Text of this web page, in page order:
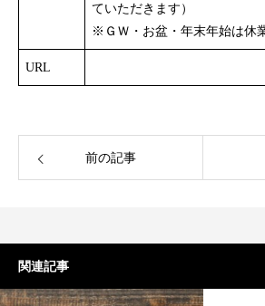
ていただきます）​
※ＧＷ・お盆・年末年始は休
URL
前の記事
関連記事